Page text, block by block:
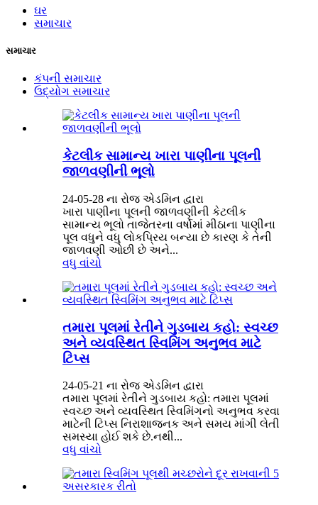
ઘર
સમાચાર
સમાચાર
કંપની સમાચાર
ઉદ્યોગ સમાચાર
કેટલીક સામાન્ય ખારા પાણીના પૂલની
જાળવણીની ભૂલો
24-05-28 ના રોજ એડમિન દ્વારા
ખારા પાણીના પૂલની જાળવણીની કેટલીક
સામાન્ય ભૂલો તાજેતરના વર્ષોમાં મીઠાના પાણીના
પૂલ વધુને વધુ લોકપ્રિય બન્યા છે કારણ કે તેની
જાળવણી ઓછી છે અને...
વધુ વાંચો
તમારા પૂલમાં રેતીને ગુડબાય કહો: સ્વચ્છ
અને વ્યવસ્થિત સ્વિમિંગ અનુભવ માટે
ટિપ્સ
24-05-21 ના ​​રોજ એડમિન દ્વારા
તમારા પૂલમાં રેતીને ગુડબાય કહો: તમારા પૂલમાં
સ્વચ્છ અને વ્યવસ્થિત સ્વિમિંગનો અનુભવ કરવા
માટેની ટિપ્સ નિરાશાજનક અને સમય માંગી લેતી
સમસ્યા હોઈ શકે છે.નથી...
વધુ વાંચો